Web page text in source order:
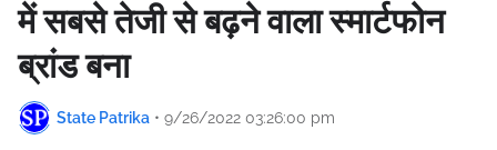
में सबसे तेजी से बढ़ने वाला स्मार्टफोन
ब्रांड बना
State Patrika • 9/26/2022 03:26:00 pm